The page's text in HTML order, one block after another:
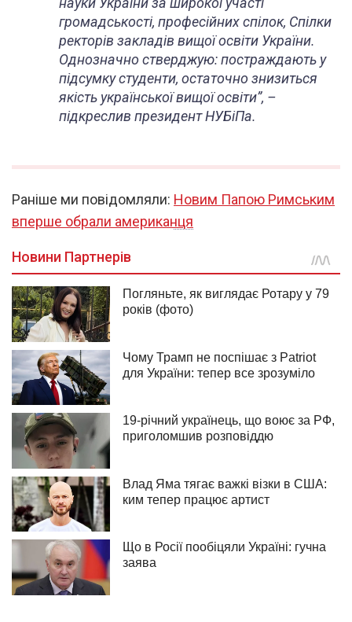
громадськості, професійних спілок, Спілки
ректорів закладів вищої освіти України.
Однозначно стверджую: постраждають у
підсумку студенти, остаточно знизиться
якість української вищої освіти”, –
підкреслив президент НУБіПа.
Раніше ми повідомляли: Новим Папою Римським
вперше обрали американця